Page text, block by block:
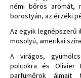
némi bőrös aromát,
borostyán, az érzéki
Az egyik legnépszerű
mosolyú, amerikai
A virágos,
polcokra és Olivier
parfümőrök álmait